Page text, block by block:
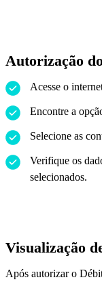
Autorização
Acesse o
Encontre a
Selecione as
Verifique os
selecionados.
Visualização
Após autorizar o